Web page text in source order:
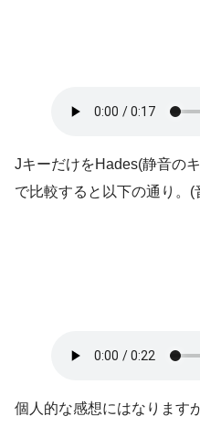
JキーだけをHades(静音の
で比較すると以下の通り。
個人的な感想にはなります